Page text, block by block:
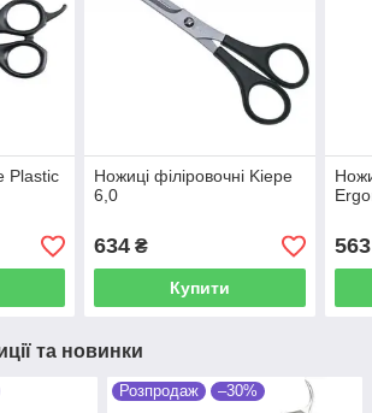
Plastic
Ножиці філіровочні Kiepe
6,0
634₴
Купити
563
та новинки
Розпродаж –30%